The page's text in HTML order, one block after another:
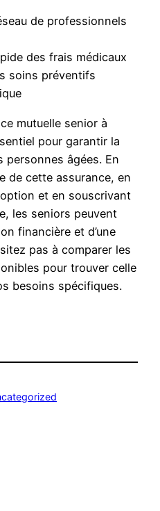
de professionnels
des frais médicaux
soins préventifs
mutuelle senior à
pour garantir la
âgées. En
de cette assurance, en
et en souscrivant
les seniors peuvent
financière et d’une
pas à comparer les
pour trouver celle
besoins spécifiques.